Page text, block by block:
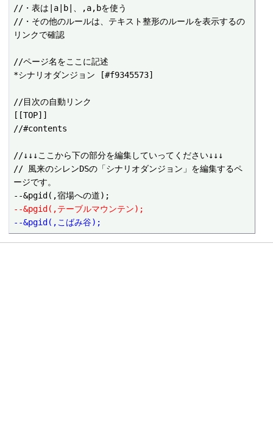
//・表は|a|b|、,a,bを使う
//・その他のルールは、テキスト整形のルールを表示するの
リンクで確認
//ページ名をここに記述
*シナリオダンジョン [#f9345573]
//目次の自動リンク
[[TOP]]
//#contents
//↓↓↓ここから下の部分を編集していってください↓↓↓
// 風来のシレンDSの「シナリオダンジョン」を編集するペ
ージです。
--&pgid(,テーブルマウンテン);
--&pgid(,こばみ谷);